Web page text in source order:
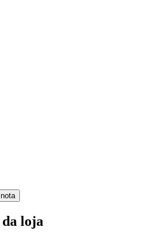
loja